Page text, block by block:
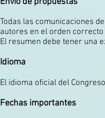
Todas las comunicaciones
autores en el orden
El resumen debe tener una
Idioma
El idioma oficial del
Fechas importantes